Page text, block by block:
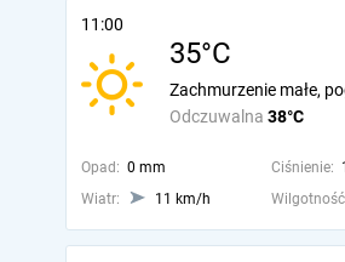
11:00
35°C
Odczuwalna 38°C
Zachmurzenie małe,
Opad: 0 mm Ciśnienie:
Wiatr:
11 km/h